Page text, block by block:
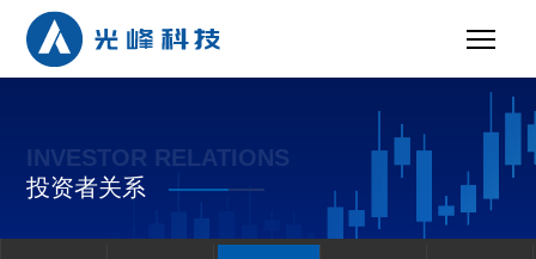
INVESTOR RELATIONS
投资者关系